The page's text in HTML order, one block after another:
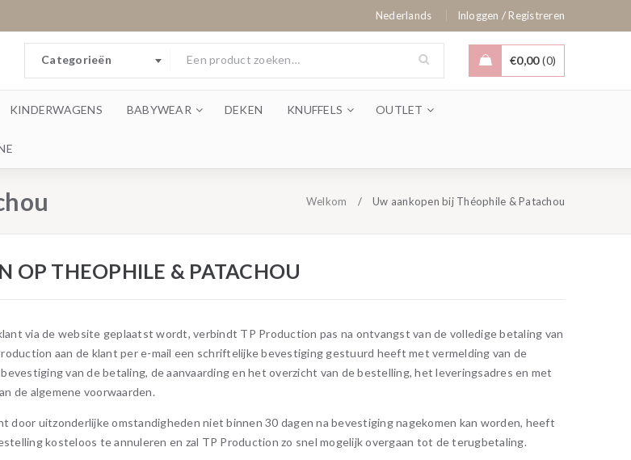
Nederlands Inloggen / Registreren
Categorieën €0,00 0
KINDERWAGENS BABYWEAR DEKEN KNUFFELS OUTLET
Welkom / Uw aankopen bij Théophile & Patachou
OP THEOPHILE & PATACHOU
via de website geplaatst wordt, verbindt TP Production pas na ontvangst van de volledige betaling van
aan de klant per e-mail een schriftelijke bevestiging gestuurd heeft met vermelding van de
van de betaling, de aanvaarding en het overzicht van de bestelling, het leveringsadres en met
de algemene voorwaarden.
door uitzonderlijke omstandigheden niet binnen 30 dagen na bevestiging nagekomen kan worden, heeft
kosteloos te annuleren en zal TP Production zo snel mogelijk overgaan tot de terugbetaling.